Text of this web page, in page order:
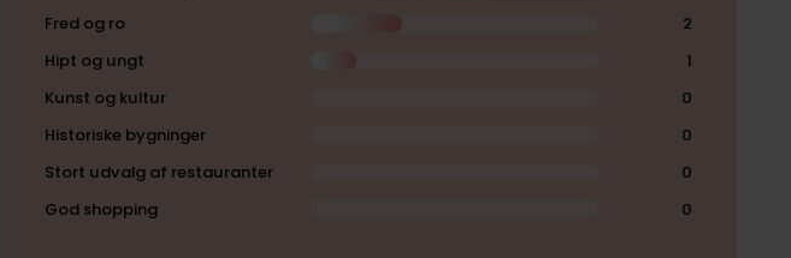
Fred og ro
2
Hipt og ungt
1
Kunst og kultur
0
Historiske bygninger
0
Stort udvalg af restauranter
0
God shopping
0